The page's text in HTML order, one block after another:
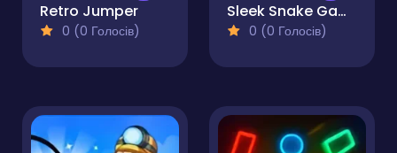
Retro Jumper
0 (0 Голосів)
Sleek Snake Game
0 (0 Голосів)